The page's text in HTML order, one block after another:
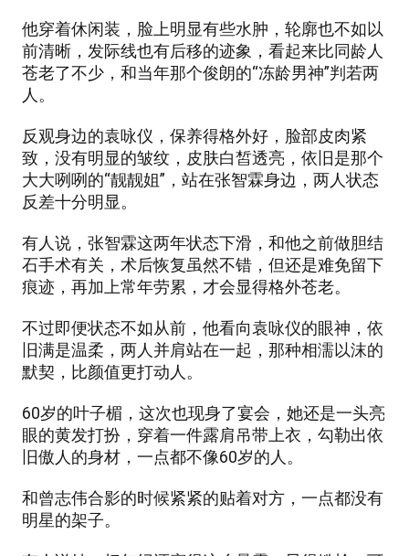
他穿着休闲装，脸上明显有些水肿，轮廓也不如以
前清晰，发际线也有后移的迹象，看起来比同龄人
苍老了不少，和当年那个俊朗的“冻龄男神”判若两
人。
反观身边的袁咏仪，保养得格外好，脸部皮肉紧
致，没有明显的皱纹，皮肤白皙透亮，依旧是那个
大大咧咧的“靓靓姐”，站在张智霖身边，两人状态
反差十分明显。
有人说，张智霖这两年状态下滑，和他之前做胆结
石手术有关，术后恢复虽然不错，但还是难免留下
痕迹，再加上常年劳累，才会显得格外苍老。
不过即便状态不如从前，他看向袁咏仪的眼神，依
旧满是温柔，两人并肩站在一起，那种相濡以沫的
默契，比颜值更打动人。
60岁的叶子楣，这次也现身了宴会，她还是一头亮
眼的黄发打扮，穿着一件露肩吊带上衣，勾勒出依
旧傲人的身材，一点都不像60岁的人。
和曾志伟合影的时候紧紧的贴着对方，一点都没有
明星的架子。